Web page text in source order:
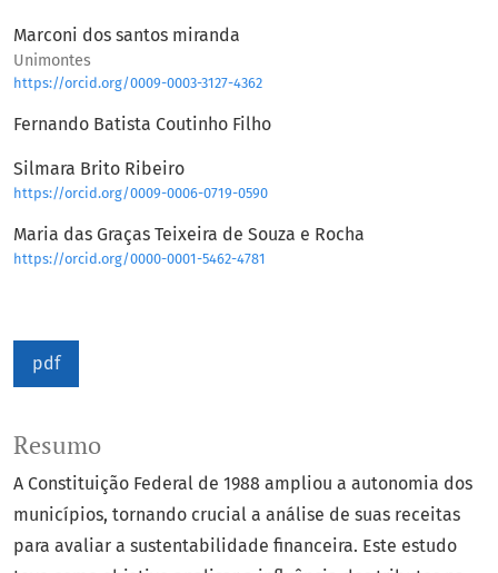
Marconi dos santos miranda
Unimontes
https://orcid.org/0009-0003-3127-4362
Fernando Batista Coutinho Filho
Silmara Brito Ribeiro
https://orcid.org/0009-0006-0719-0590
Maria das Graças Teixeira de Souza e Rocha
https://orcid.org/0000-0001-5462-4781
pdf
Resumo
A Constituição Federal de 1988 ampliou a autonomia dos
municípios, tornando crucial a análise de suas receitas
para avaliar a sustentabilidade financeira. Este estudo